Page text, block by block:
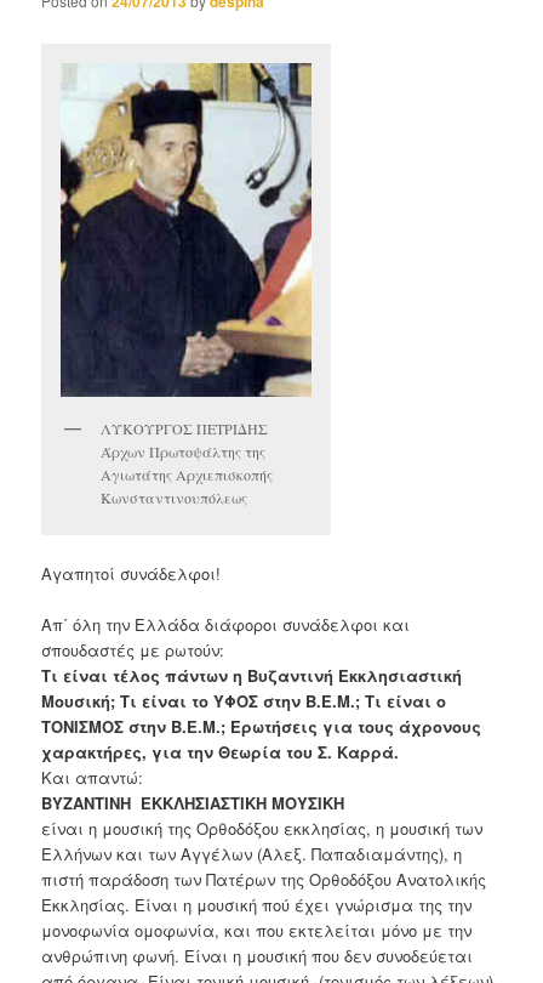
ΛΥΚΟΥΡΓΟΣ ΠΕΤΡΙΔΗΣ
Άρχων Πρωτοψάλτης της
Αγιωτάτης Αρχιεπισκοπής
Κωνσταντινουπόλεως
Αγαπητοί συνάδελφοι!
Απ΄ όλη την Ελλάδα διάφοροι συνάδελφοι και
σπουδαστές με ρωτούν:
Τι είναι τέλος πάντων η Βυζαντινή Εκκλησιαστική
Μουσική; Τι είναι το ΥΦΟΣ στην Β.Ε.Μ.; Τι είναι ο
ΤΟΝΙΣΜΟΣ στην Β.Ε.Μ.; Ερωτήσεις για τους άχρονους
χαρακτήρες, για την Θεωρία του Σ. Καρρά.
Και απαντώ:
ΒΥΖΑΝΤΙΝΗ ΕΚΚΛΗΣΙΑΣΤΙΚΗ ΜΟΥΣΙΚΗ
είναι η μουσική της Ορθοδόξου εκκλησίας, η μουσική των
Ελλήνων και των Αγγέλων (Αλεξ. Παπαδιαμάντης), η
πιστή παράδοση των Πατέρων της Ορθοδόξου Ανατολικής
Εκκλησίας. Είναι η μουσική πού έχει γνώρισμα της την
μονοφωνία ομοφωνία, και που εκτελείται μόνο με την
ανθρώπινη φωνή. Είναι η μουσική που δεν συνοδεύεται